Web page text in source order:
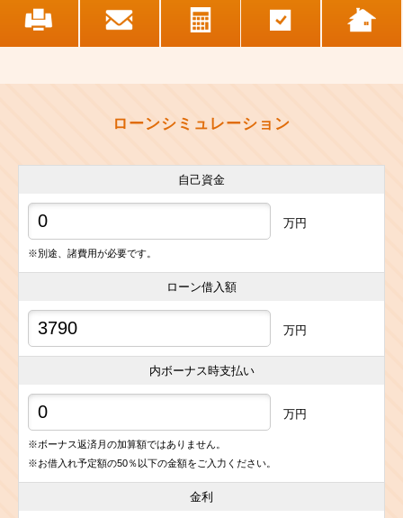
ローンシミュレーション
自己資金
万円
※別途、諸費用が必要です。
ローン借入額
万円
内ボーナス時支払い
万円
※ボーナス返済月の加算額ではありません。
※お借入れ予定額の50％以下の金額をご入力ください。
金利